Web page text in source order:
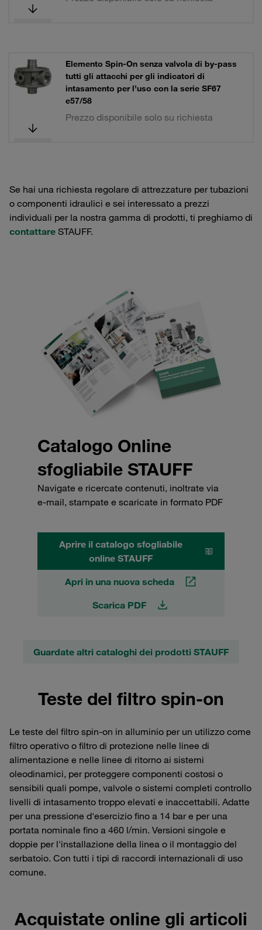
Elemento Spin-On senza valvola di by-pass
tutti gli attacchi per gli indicatori di
intasamento per l’uso con la serie SF67
e57/58
Prezzo disponibile solo su richiesta
Se hai una richiesta regolare di attrezzature per tubazioni
o componenti idraulici e sei interessato a prezzi
individuali per la nostra gamma di prodotti, ti preghiamo di
contattare STAUFF.
Catalogo Online
sfogliabile STAUFF
Navigate e ricercate contenuti, inoltrate via
e-mail, stampate e scaricate in formato PDF
Aprire il catalogo sfogliabile
online STAUFF
Apri in una nuova scheda
Scarica PDF
Guardate altri cataloghi dei prodotti STAUFF
Teste del filtro spin-on
Le teste del filtro spin-on in alluminio per un utilizzo come
filtro operativo o filtro di protezione nelle linee di
alimentazione e nelle linee di ritorno ai sistemi
oleodinamici, per proteggere componenti costosi o
sensibili quali pompe, valvole o sistemi completi controllo
livelli di intasamento troppo elevati e inaccettabili. Adatte
per una pressione d'esercizio fino a 14 bar e per una
portata nominale fino a 460 l/min. Versioni singole e
doppie per l'installazione della linea o il montaggio del
serbatoio. Con tutti i tipi di raccordi internazionali di uso
comune.
Acquistate online gli articoli